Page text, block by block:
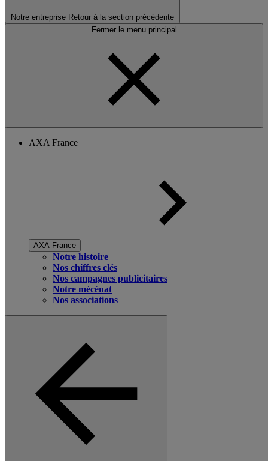
Notre entreprise Retour à la section précédente
Fermer le menu principal
AXA France
AXA France
Notre histoire
Nos chiffres clés
Nos campagnes publicitaires
Notre mécénat
Nos associations